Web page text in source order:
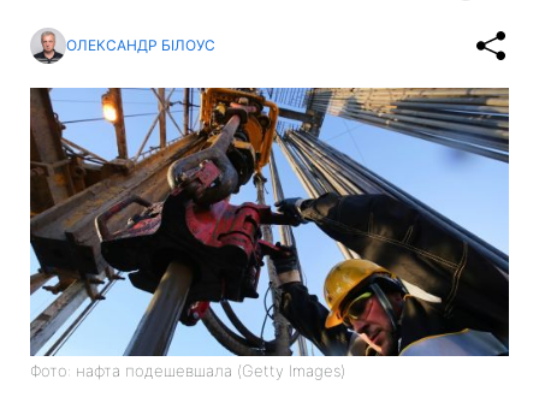
ОЛЕКСАНДР БІЛОУС
Фото: нафта подешевшала (Getty Images)